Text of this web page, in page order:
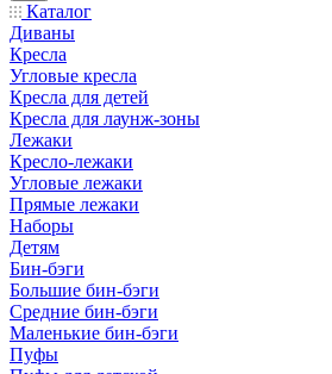
Каталог
Диваны
Кресла
Угловые кресла
Кресла для детей
Кресла для лаунж-зоны
Лежаки
Кресло-лежаки
Угловые лежаки
Прямые лежаки
Наборы
Детям
Бин-бэги
Большие бин-бэги
Средние бин-бэги
Маленькие бин-бэги
Пуфы